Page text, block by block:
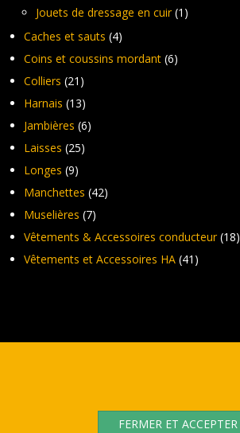
Jouets de dressage en cuir (1)
Caches et sauts (4)
Coins et coussins mordant (6)
Colliers (21)
Harnais (13)
Jambières (6)
Laisses (25)
Longes (9)
Manchettes (42)
Muselières (7)
Vêtements & Accessoires conducteur (18)
Vêtements et Accessoires HA (41)